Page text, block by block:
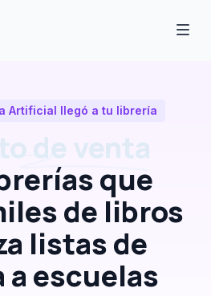
Artificial llegó a tu librería
de venta
que
de libros
listas de
escuelas